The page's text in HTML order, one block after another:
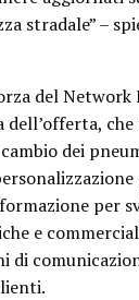
stradale” –
del Network
dell’offerta,
dei
per
e
di